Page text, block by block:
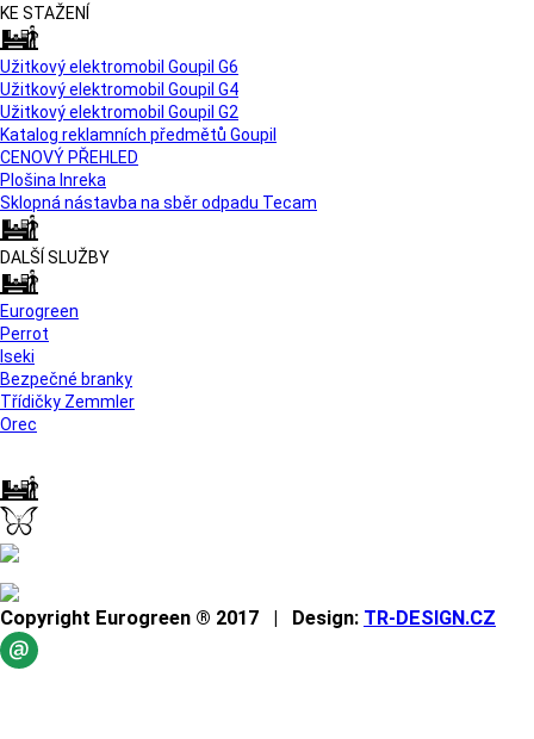
KE STAŽENÍ
Užitkový elektromobil Goupil G6
Užitkový elektromobil Goupil G4
Užitkový elektromobil Goupil G2
Katalog reklamních předmětů Goupil
CENOVÝ PŘEHLED
Plošina Inreka
Sklopná nástavba na sběr odpadu Tecam
DALŠÍ SLUŽBY
Eurogreen
Perrot
Iseki
Bezpečné branky
Třídičky Zemmler
Orec
Copyright Eurogreen ® 2017 | Design: TR-DESIGN.CZ